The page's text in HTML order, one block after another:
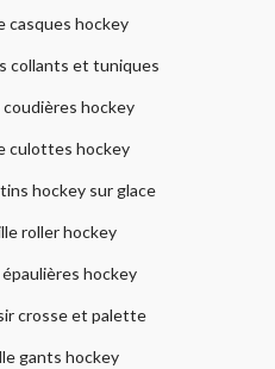
casques hockey
collants et tuniques
hockey
culottes hockey
hockey sur glace
roller hockey
hockey
crosse et palette
gants hockey